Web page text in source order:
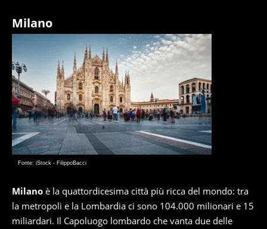
Milano
Fonte: iStock - FilippoBacci
Milano è la quattordicesima città più ricca del mondo: tra
la metropoli e la Lombardia ci sono 104.000 milionari e 15
miliardari. Il Capoluogo lombardo che vanta due delle